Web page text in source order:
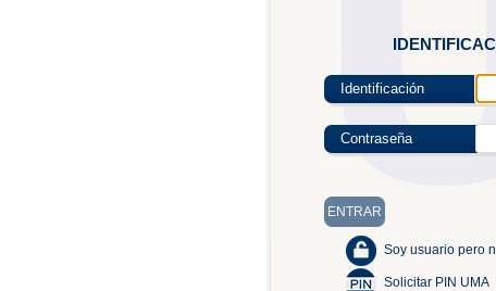
Identificación
Contraseña
Soy usuario pero
Solicitar PIN UMA